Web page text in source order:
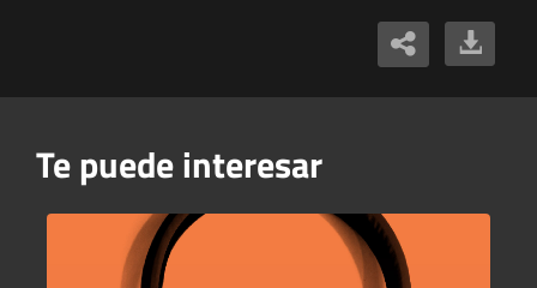
Te puede interesar